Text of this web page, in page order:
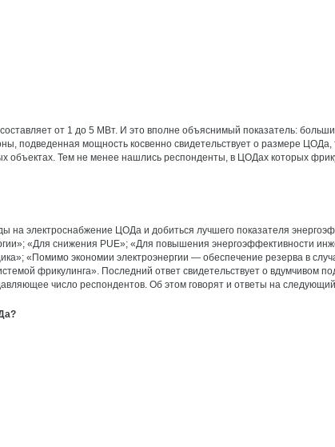
от 1 до 5 МВт. И это вполне объяснимый показатель:
подведенная мощность косвенно свидетельствует о размере ЦОДа,
объектах. Тем не менее нашлись респонденты, в ЦОДах которых
на электроснабжение ЦОДа и добиться лучшего показателя
«Для снижения PUE»; «Для повышения энергоэффективности
«Помимо экономии электроэнергии — ​обеспечение резерва в
фрикулинга». Последний ответ свидетельствует о вдумчивом
число респондентов. Об этом говорят и ответы на следующий